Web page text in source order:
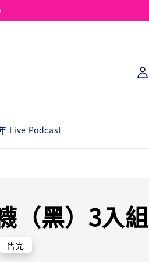
Live Podcast
（黑）3入組
售完